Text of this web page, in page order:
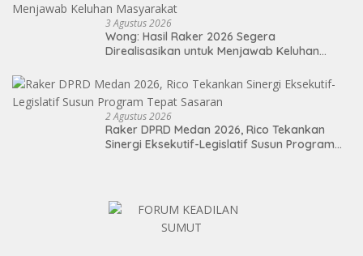
3 Agustus 2026
Wong: Hasil Raker 2026 Segera
Direalisasikan untuk Menjawab Keluhan
2 Agustus 2026
Raker DPRD Medan 2026, Rico Tekankan
Sinergi Eksekutif-Legislatif Susun Program